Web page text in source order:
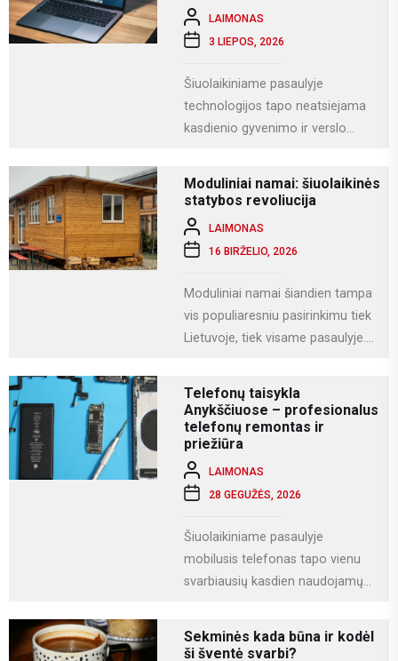
LAIMONAS
3 LIEPOS, 2026
Šiuolaikiniame pasaulyje
technologijos tapo neatsiejama
kasdienio gyvenimo ir verslo
komunikacijai ir įvairioms
specializuotoms užduotims...
Moduliniai namai: šiuolaikinės
statybos revoliucija
LAIMONAS
16 BIRŽELIO, 2026
Moduliniai namai šiandien tampa
vis populiaresniu pasirinkimu tiek
Lietuvoje, tiek visame pasaulyje.
Telefonų taisykla
Anykščiuose – profesionalus
telefonų remontas ir
priežiūra
LAIMONAS
28 GEGUŽĖS, 2026
Šiuolaikiniame pasaulyje
mobilusis telefonas tapo vienu
svarbiausių kasdien naudojamų
naudojamės socialiniais...
Sekminės kada būna ir kodėl
ši šventė svarbi?